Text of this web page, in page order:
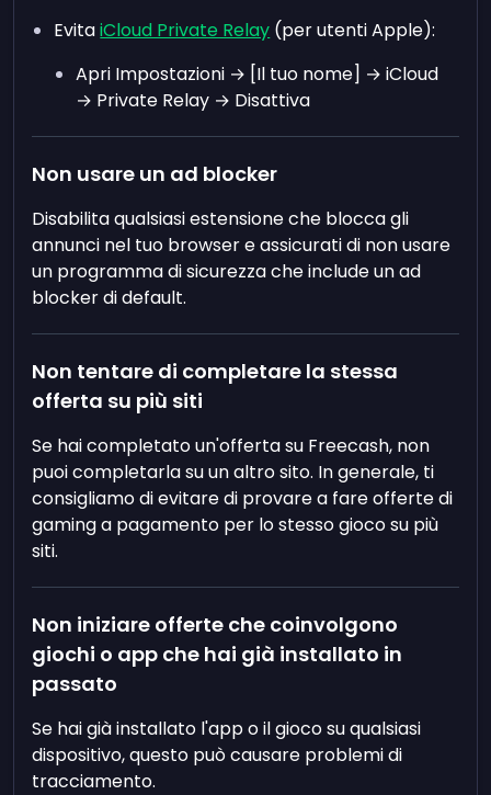
EvitaiCloud Private Relay (per utenti Apple):
Apri Impostazioni → [Il tuo nome] → iCloud
→ Private Relay → Disattiva
Non usare un ad blocker
Disabilita qualsiasi estensione che blocca gli
annunci nel tuo browser e assicurati di non usare
un programma di sicurezza che include un ad
blocker di default.
Non tentare di completare la stessa
offerta su più siti
Se hai completato un'offerta su Freecash, non
puoi completarla su un altro sito. In generale, ti
consigliamo di evitare di provare a fare offerte di
gaming a pagamento per lo stesso gioco su più
siti.
Non iniziare offerte che coinvolgono
giochi o app che hai già installato in
passato
Se hai già installato l'app o il gioco su qualsiasi
dispositivo, questo può causare problemi di
tracciamento.